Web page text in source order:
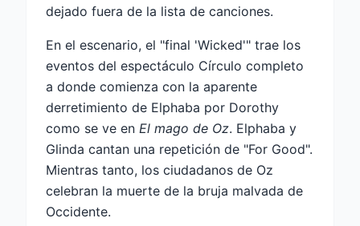
dejado fuera de la lista de canciones.
En el escenario, el "final 'Wicked'" trae los
eventos del espectáculo Círculo completo
a donde comienza con la aparente
derretimiento de Elphaba por Dorothy
como se ve en El mago de Oz. Elphaba y
Glinda cantan una repetición de "For Good".
Mientras tanto, los ciudadanos de Oz
celebran la muerte de la bruja malvada de
Occidente.